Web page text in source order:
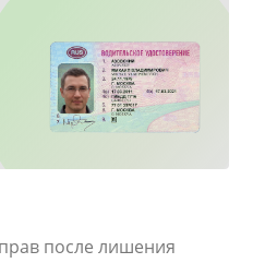
после лишения